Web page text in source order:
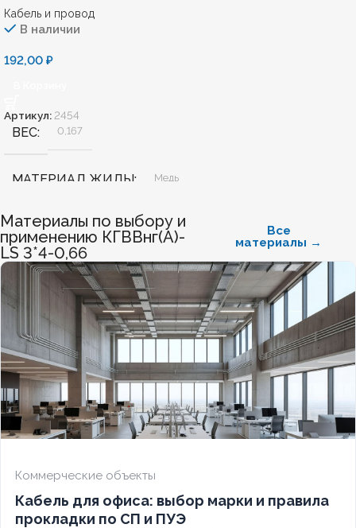
Кабель и провод
В наличии
192,00 ₽
Артикул: 2454
ВЕС 0,167
МАТЕРИАЛ ЖИЛЫ Медь
БЕЗГАЛОГЕННЫЙ Нет
ХЛАДОСТОЙКИЙ Нет
СЕЧЕНИЕ ТПЖ 2,5
ОГНЕСТОЙКИЙ Нет
НАЛИЧИЕ ЭКРАНА Нет
КОЛИЧЕСТВО ЖИЛ 4
Материалы по выбору и
применению КГВВнг(А)-
LS 3*4-0,66
Все
материалы →
Коммерческие объекты
Кабель для офиса: выбор марки и правила
прокладки по СП и ПУЭ